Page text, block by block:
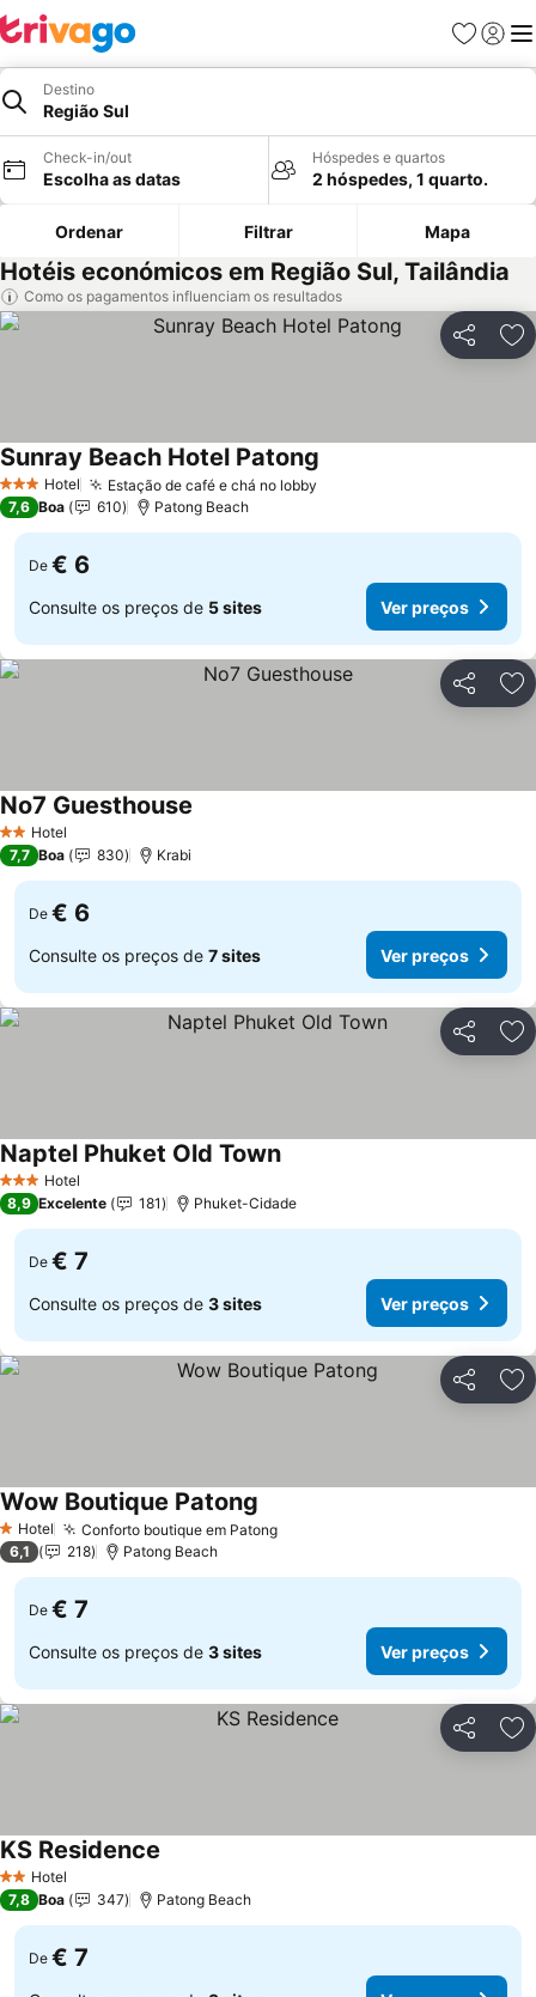
Favoritos
Iniciar
Destino
Região Sul
Check-in/out
Escolha as datas
Hóspedes e quartos
2 hóspedes, 1 quarto.
Ordenar Filtrar Mapa
Hotéis económicos em Região Sul, Tailândia
Como os pagamentos influenciam os resultados
Partilhar
3 EstrelasHotel Estação de café e chá no lobby
Sunray Beach Hotel Patong
7,6 Boa 610 Patong Beach
De € 6
Consulte os preços de 5 sites Ver preços
Partilhar
2 Estrelas
Hotel
No7 Guesthouse
7,7 Boa 830 Krabi
De € 6
Consulte os preços de 7 sites Ver preços
Partilhar
3 EstrelasHotel
Naptel Phuket Old Town
8,9 Excelente 181 Phuket-Cidade
De € 7
Consulte os preços de 3 sites Ver preços
Partilhar
1 Estrelas
Hotel Conforto boutique em Patong
Wow Boutique Patong
6,1 218 Patong Beach
De € 7
Consulte os preços de 3 sites Ver preços
Partilhar
2 Estrelas
Hotel
KS Residence
7,8 Boa 347 Patong Beach
De € 7